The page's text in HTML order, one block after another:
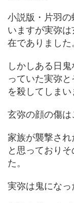
小説版・片羽
いますが実弥
在でありました
しかしある日
っていた実弥
を殺してしまい
玄弥の顔の傷は
家族が襲撃さ
と思っており
た。
実弥は鬼になっ